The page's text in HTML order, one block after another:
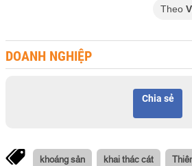
Theo
DOANH NGHIỆP
Chia sẻ
khoáng sản khai thác cát